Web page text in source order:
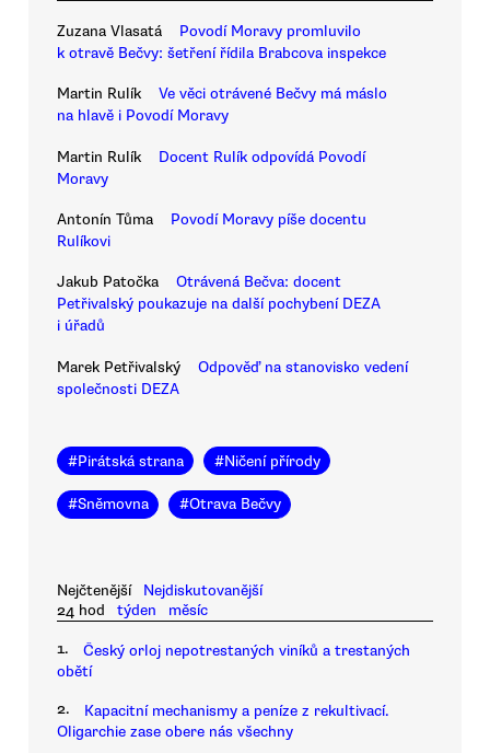
Zuzana Vlasatá
Povodí Moravy promluvilo
k otravě Bečvy: šetření řídila Brabcova inspekce
Martin Rulík
Ve věci otrávené Bečvy má máslo
na hlavě i Povodí Moravy
Martin Rulík
Docent Rulík odpovídá Povodí
Moravy
Antonín Tůma
Povodí Moravy píše docentu
Rulíkovi
Jakub Patočka
Otrávená Bečva: docent
Petřivalský poukazuje na další pochybení DEZA
i úřadů
Marek Petřivalský
Odpověď na stanovisko vedení
společnosti DEZA
#Pirátská strana #Ničení přírody
#Sněmovna #Otrava Bečvy
Nejčtenější
Nejdiskutovanější
24 hod
týden měsíc
1.
Český orloj nepotrestaných viníků a trestaných
obětí
2.
Kapacitní mechanismy a peníze z rekultivací.
Oligarchie zase obere nás všechny